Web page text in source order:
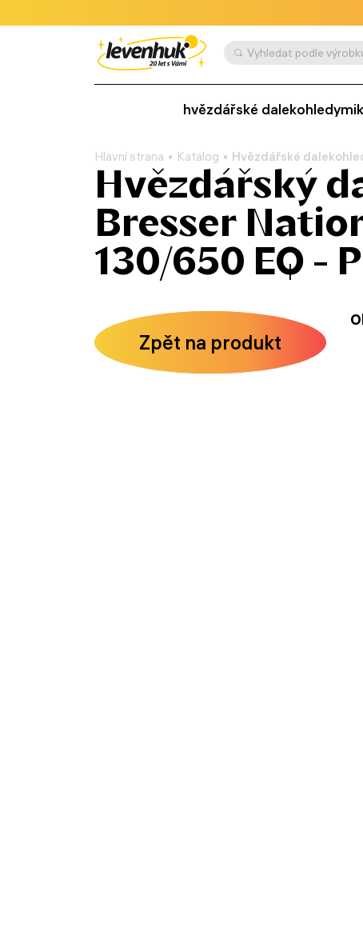
Vyhledat podle
hvězdářské dalekohledy
Hlavní strana Katalog Hvězdářské
Hvězdářský
Bresser
130/650 EQ -
Zpět na produkt